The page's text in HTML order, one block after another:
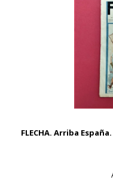
FLECHA. Arriba